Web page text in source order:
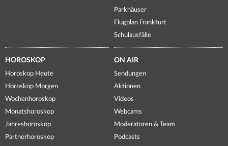
Parkhäuser
Flugplan Frankfurt
Schulausfälle
HOROSKOP
Horoskop Heute
Horoskop Morgen
Wochenhoroskop
Monatshoroskop
Jahreshoroskop
Partnerhoroskop
ON AIR
Sendungen
Aktionen
Videos
Webcams
Moderatoren & Team
Podcasts